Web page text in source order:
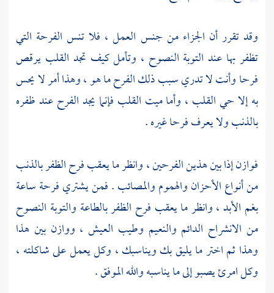
وقد تقرر أن الجزاء من جنس العمل ، فلا تنس الفرحة التي
تظفر بها عند التوبة النصوح ، وتأمل كيف تجد القلب يرقص
فرحا وأنت لا تدري سبب ذلك الفرح ما هو ، وهذا أمر لا يحس
به إلا حي القلب ، وأما ميت القلب فإنما يجد الفرح عند ظفره
بالذنب ولا يعرف فرحا غيره .
فوازن إذا بين هذين الفرحين ، وانظر ما يعقب فرح الظفر بالذنب
من أنواع الأحزان والهموم والمصائب . فمن يشتري فرحة ساعة
بغم الأبد ، وانظر ما يعقب فرح الظفر بالطاعة والتوبة النصوح
من الانشراح الدائم والنعيم وطيب العيش ، ووازن بين هذا
وهذا ثم اختر ما يليق بك ويناسبك ، وكل يعمل على شاكلته ،
وكل امرئ يصبو إلى ما يناسبه والله الموفق .